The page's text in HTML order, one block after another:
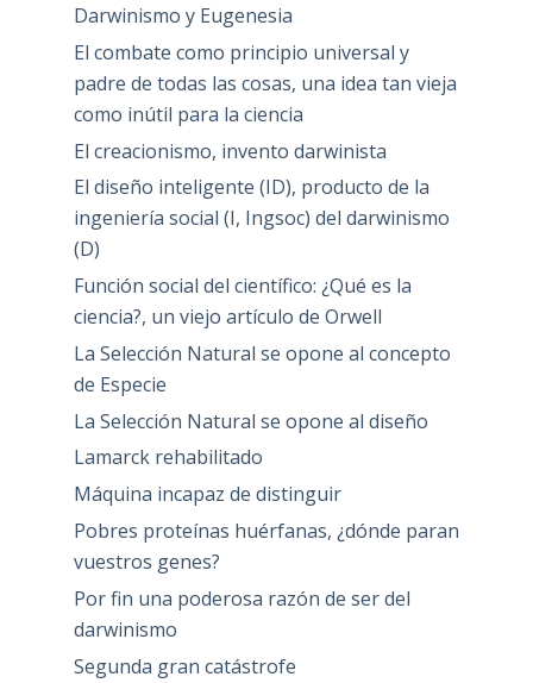
Darwinismo y Eugenesia
El combate como principio universal y
padre de todas las cosas, una idea tan vieja
como inútil para la ciencia
El creacionismo, invento darwinista
El diseño inteligente (ID), producto de la
ingeniería social (I, Ingsoc) del darwinismo
(D)
Función social del científico: ¿Qué es la
ciencia?, un viejo artículo de Orwell
La Selección Natural se opone al concepto
de Especie
La Selección Natural se opone al diseño
Lamarck rehabilitado
Máquina incapaz de distinguir
Pobres proteínas huérfanas, ¿dónde paran
vuestros genes?
Por fin una poderosa razón de ser del
darwinismo
Segunda gran catástrofe